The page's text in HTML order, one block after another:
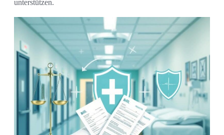
unterstützen.